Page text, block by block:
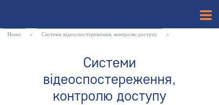
Home » Системи відеоспостереження, контролю доступу »
Системи
відеоспостереження,
контролю доступу